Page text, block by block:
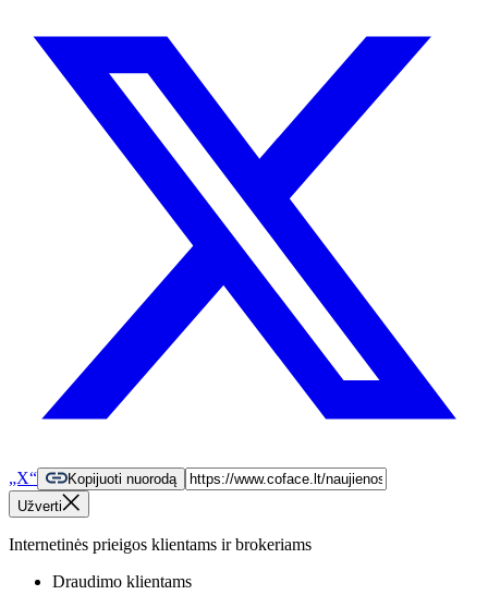
„X“
Kopijuoti nuorodą
Užverti
Internetinės prieigos klientams ir brokeriams
Draudimo klientams